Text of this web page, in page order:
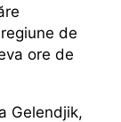
de
ore de
Gelendjik,